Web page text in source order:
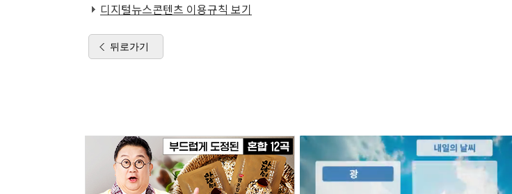
디지털뉴스콘텐츠 이용규칙 보기
뒤로가기